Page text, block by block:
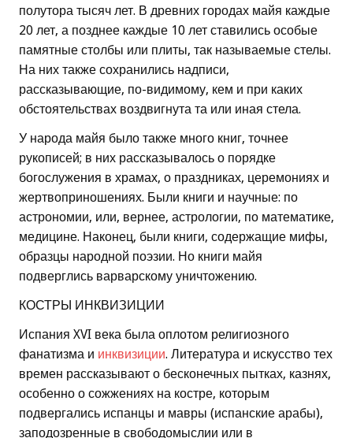
полутора тысяч лет. В древних городах майя каждые
20 лет, а позднее каждые 10 лет ставились особые
памятные столбы или плиты, так называемые стелы.
На них также сохранились надписи,
рассказывающие, по-видимому, кем и при каких
обстоятельствах воздвигнута та или иная стела.
У народа майя было также много книг, точнее
рукописей; в них рассказывалось о порядке
богослужения в храмах, о праздниках, церемониях и
жертвоприношениях. Были книги и научные: по
астрономии, или, вернее, астрологии, по математике,
медицине. Наконец, были книги, содержащие мифы,
образцы народной поэзии. Но книги майя
подверглись варварскому уничтожению.
КОСТРЫ ИНКВИЗИЦИИ
Испания XVI века была оплотом религиозного
фанатизма и инквизиции. Литература и искусство тех
времен рассказывают о бесконечных пытках, казнях,
особенно о сожжениях на костре, которым
подвергались испанцы и мавры (испанские арабы),
заподозренные в свободомыслии или в